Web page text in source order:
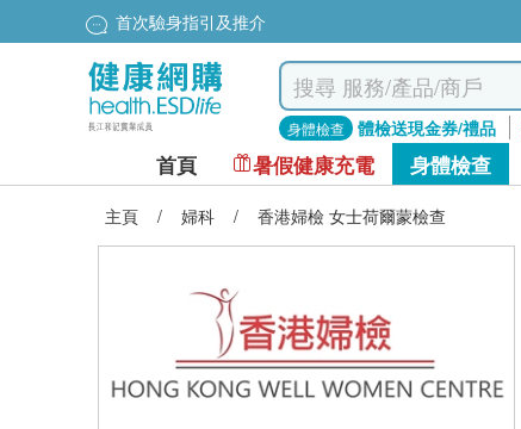
首次驗身指引及推介
身體檢查 體檢送現金券/禮品
首頁 暑假健康充電 身體檢查
主頁 / 婦科 / 香港婦檢 女士荷爾蒙檢查